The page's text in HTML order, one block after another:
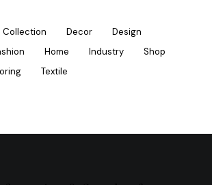
Collection Decor
Design
Home Industry
Shop
Textile